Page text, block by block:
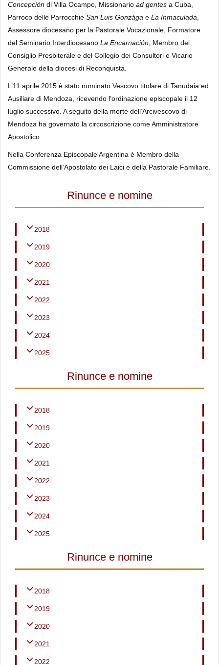
Concepción di Villa Ocampo, Missionario ad gentes a Cuba,
Parroco delle Parrocchie San Luis Gonzága e La Inmaculada,
Assessore diocesano per la Pastorale Vocazionale, Formatore
del Seminario Interdiocesano La Encarnación, Membro del
Consiglio Presbiterale e del Collegio dei Consultori e Vicario
Generale della diocesi di Reconquista.
L’11 aprile 2015 è stato nominato Vescovo titolare di Tanudaia ed
Ausiliare di Mendoza, ricevendo l’ordinazione episcopale il 12
luglio successivo. A seguito della morte dell’Arcivescovo di
Mendoza ha governato la circoscrizione come Amministratore
Apostolico.
Nella Conferenza Episcopale Argentina è Membro della
Commissione dell’Apostolato dei Laici e della Pastorale Familiare.
Rinunce e nomine
2018
2019
2020
2021
2022
2023
2024
2025
Rinunce e nomine
2018
2019
2020
2021
2022
2023
2024
2025
Rinunce e nomine
2018
2019
2020
2021
2022